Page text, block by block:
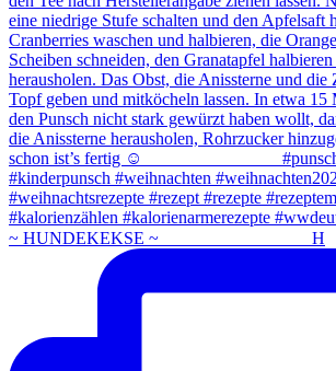
~ HUNDEKEKSE ~ ⠀⠀⠀⠀⠀⠀⠀⠀⠀⠀⠀ H